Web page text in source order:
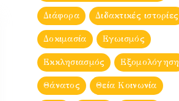
Διάφορα Διδακτικές ιστορίες
Δοκιμασία Εγωισμός
Εκκλησιασμός Εξομολόγηση
Θάνατος Θεία Κοινωνία